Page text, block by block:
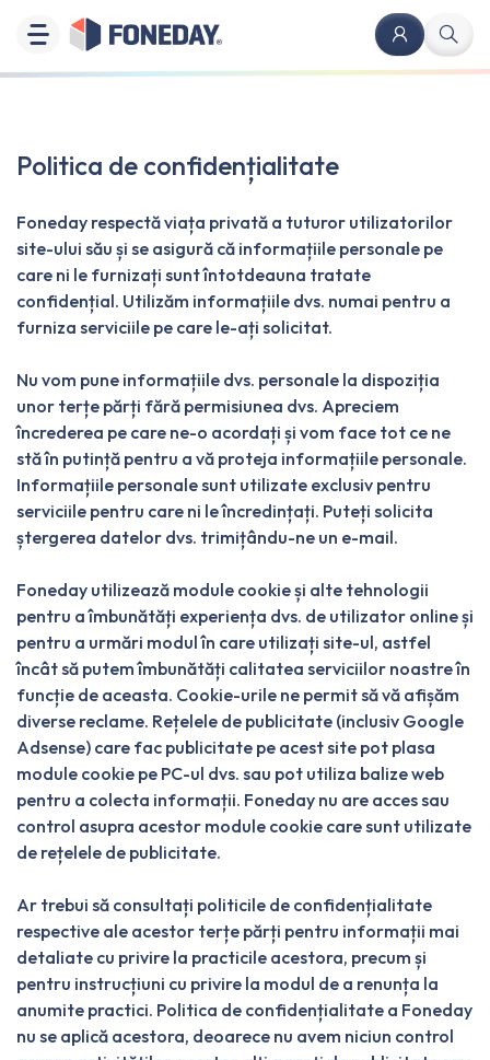
Politica de confidențialitate
Foneday respectă viața privată a tuturor utilizatorilor
site-ului său și se asigură că informațiile personale pe
care ni le furnizați sunt întotdeauna tratate
confidențial. Utilizăm informațiile dvs. numai pentru a
furniza serviciile pe care le-ați solicitat.
Nu vom pune informațiile dvs. personale la dispoziția
unor terțe părți fără permisiunea dvs. Apreciem
încrederea pe care ne-o acordați și vom face tot ce ne
stă în putință pentru a vă proteja informațiile personale.
Informațiile personale sunt utilizate exclusiv pentru
serviciile pentru care ni le încredințați. Puteți solicita
ștergerea datelor dvs. trimițându-ne un e-mail.
Foneday utilizează module cookie și alte tehnologii
pentru a îmbunătăți experiența dvs. de utilizator online și
pentru a urmări modul în care utilizați site-ul, astfel
încât să putem îmbunătăți calitatea serviciilor noastre în
funcție de aceasta. Cookie-urile ne permit să vă afișăm
diverse reclame. Rețelele de publicitate (inclusiv Google
Adsense) care fac publicitate pe acest site pot plasa
module cookie pe PC-ul dvs. sau pot utiliza balize web
pentru a colecta informații. Foneday nu are acces sau
control asupra acestor module cookie care sunt utilizate
de rețelele de publicitate.
Ar trebui să consultați politicile de confidențialitate
respective ale acestor terțe părți pentru informații mai
detaliate cu privire la practicile acestora, precum și
pentru instrucțiuni cu privire la modul de a renunța la
anumite practici. Politica de confidențialitate a Foneday
nu se aplică acestora, deoarece nu avem niciun control